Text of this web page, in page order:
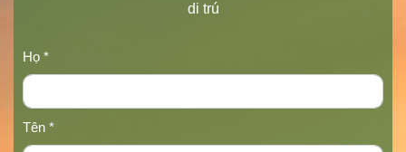
di trú
Họ *
Tên *